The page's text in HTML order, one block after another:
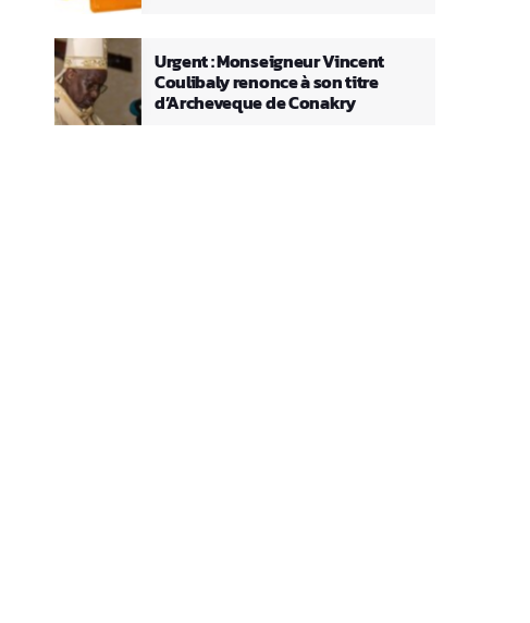
Urgent : Monseigneur Vincent
Coulibaly renonce à son titre
d’Archeveque de Conakry